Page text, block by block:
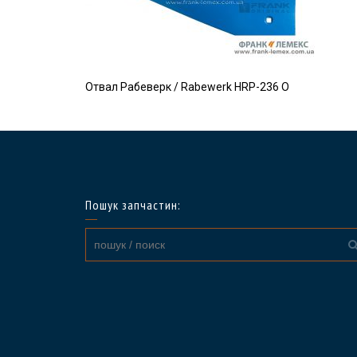
Отвал Рабеверк / Rabewerk HRP-236 O
Пошук запчастин: